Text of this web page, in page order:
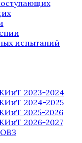
испытаний
2023-2024
2024-2025
2025-2026
2026-2027